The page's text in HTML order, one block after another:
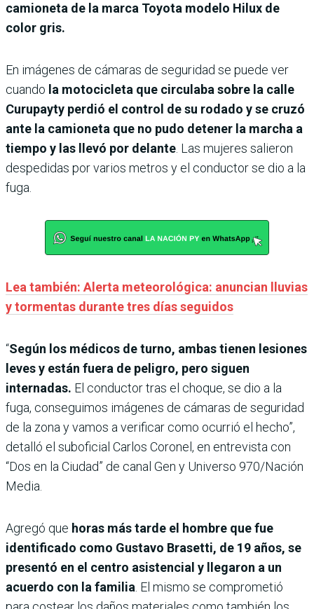
camioneta de la marca Toyota modelo Hilux de
color gris.
En imágenes de cámaras de seguridad se puede ver
cuando la motocicleta que circulaba sobre la calle
Curupayty perdió el control de su rodado y se cruzó
ante la camioneta que no pudo detener la marcha a
tiempo y las llevó por delante . Las mujeres salieron
despedidas por varios metros y el conductor se dio a la
fuga.
Lea también: Alerta meteorológica: anuncian lluvias
y tormentas durante tres días seguidos
“Según los médicos de turno, ambas tienen lesiones
leves y están fuera de peligro, pero siguen
internadas. El conductor tras el choque, se dio a la
fuga, conseguimos imágenes de cámaras de seguridad
de la zona y vamos a verificar como ocurrió el hecho”,
detalló el suboficial Carlos Coronel, en entrevista con
“Dos en la Ciudad” de canal Gen y Universo 970/Nación
Media.
Agregó que horas más tarde el hombre que fue
identificado como Gustavo Brasetti, de 19 años, se
presentó en el centro asistencial y llegaron a un
acuerdo con la familia . El mismo se comprometió